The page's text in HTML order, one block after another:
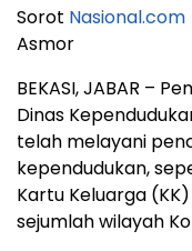
Sorot Nasional.com
Asmor
BEKASI, JABAR –
Dinas
telah melayani
kependudukan,
Kartu Keluarga
sejumlah wilayah